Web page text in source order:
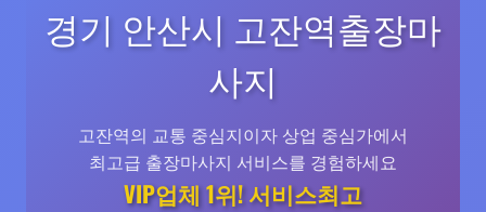
경기 안산시 고잔역출장마
사지
고잔역의 교통 중심지이자 상업 중심가에서
최고급 출장마사지 서비스를 경험하세요
VIP업체 1위! 서비스최고